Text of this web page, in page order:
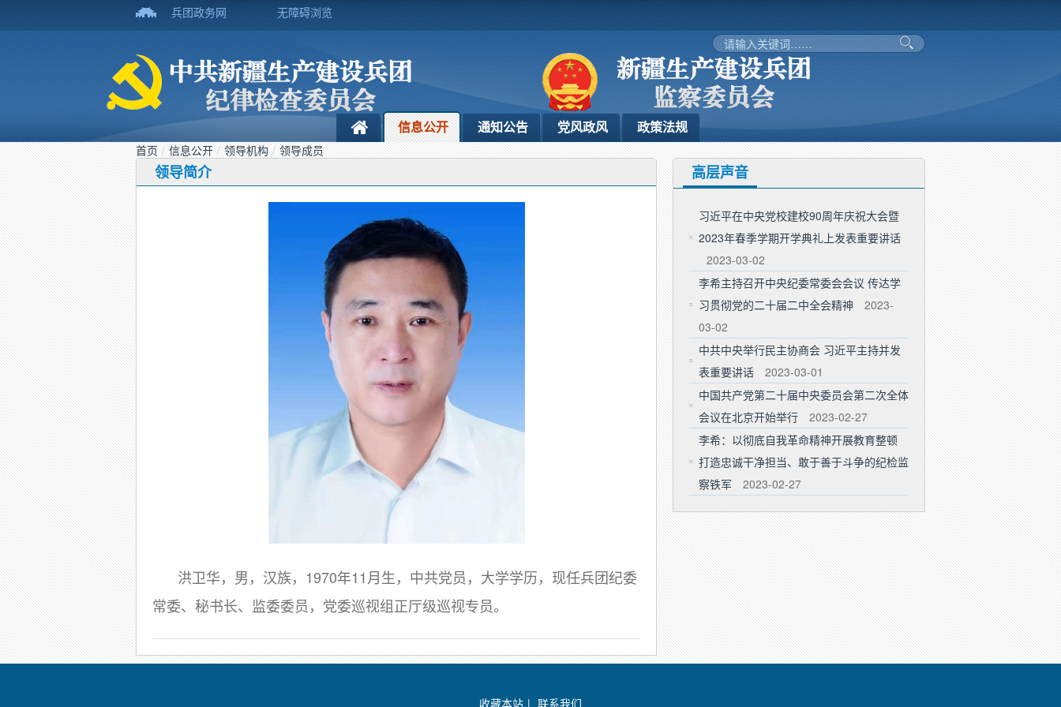
兵团政务网 无障碍浏览
信息公开 通知公告 党风政风 政策法规
首页 / 信息公开 / 领导机构 / 领导成员
领导简介
洪卫华，男，汉族，1970年11月生，中共党员，大学学历，现任兵团纪委
常委、秘书长、监委委员，党委巡视组正厅级巡视专员。
高层声音
习近平在中央党校建校90周年庆祝大会暨
2023年春季学期开学典礼上发表重要讲话
2023-03-02
李希主持召开中央纪委常委会会议 传达学
习贯彻党的二十届二中全会精神
2023-
03-02
中共中央举行民主协商会 习近平主持并发
表重要讲话
2023-03-01
中国共产党第二十届中央委员会第二次全体
会议在北京开始举行
2023-02-27
李希：以彻底自我革命精神开展教育整顿
打造忠诚干净担当、敢于善于斗争的纪检监
察铁军
2023-02-27
收藏本站 | 联系我们